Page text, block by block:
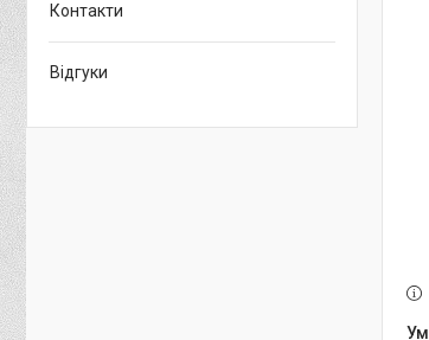
Контакти
Відгуки